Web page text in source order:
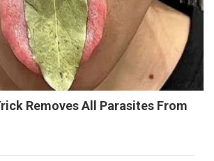
Removes All Parasites From